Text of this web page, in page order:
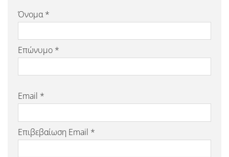
Όνομα *
Επώνυμο *
Email *
Επιβεβαίωση Email *